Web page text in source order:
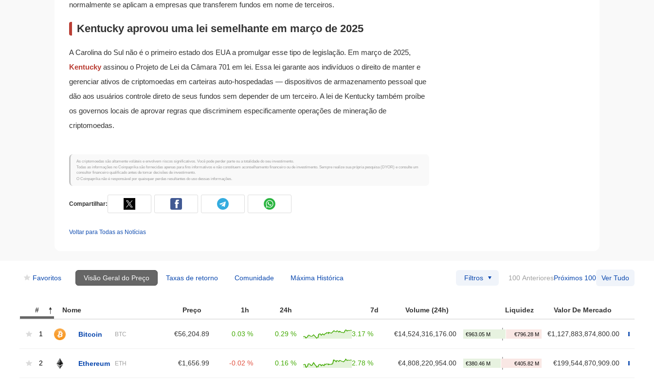
normalmente se aplicam a empresas que transferem fundos em nome de terceiros.
Kentucky aprovou uma lei semelhante em março de 2025
A Carolina do Sul não é o primeiro estado dos EUA a promulgar esse tipo de legislação. Em março de 2025,
Kentucky assinou o Projeto de Lei da Câmara 701 em lei. Essa lei garante aos indivíduos o direito de manter e
gerenciar ativos de criptomoedas em carteiras auto-hospedadas — dispositivos de armazenamento pessoal que
dão aos usuários controle direto de seus fundos sem depender de um terceiro. A lei de Kentucky também proíbe
os governos locais de aprovar regras que discriminem especificamente operações de mineração de
criptomoedas.
As criptomoedas são altamente voláteis e envolvem riscos significativos. Você pode perder parte ou a totalidade do seu investimento.
Todas as informações no Coinpaprika são fornecidas apenas para fins informativos e não constituem aconselhamento financeiro ou de investimento. Sempre realize sua própria pesquisa (DYOR) e consulte um
consultor financeiro qualificado antes de tomar decisões de investimento.
O Coinpaprika não é responsável por quaisquer perdas resultantes do uso dessas informações.
Compartilhar:
Voltar para Todas as Notícias
Favoritos Visão Geral do Preço Taxas de retorno Comunidade Máxima Histórica Filtros 100 AnterioresPróximos 100 Ver Tudo
# Nome Preço 1h 24h 7d Volume (24h) Liquidez Valor De Mercado
1 Bitcoin BTC €56,204.89 0.03 % 0.29 % 3.17 % €14,524,316,176.00 €1,127,883,874,800.00
2 Ethereum ETH €1,656.99 -0.02 % 0.16 % 2.78 % €4,808,220,954.00 €199,544,870,909.00